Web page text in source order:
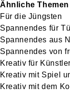
Ähnliche Themen
Für die Jüngsten
Spannendes für
Spannendes aus
Spannendes von
Kreativ für
Kreativ mit Spiel
Kreativ mit dem